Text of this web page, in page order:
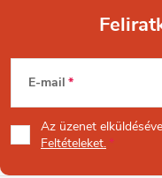
L
á
b
E-mail
Az üzenet
Feltételeket.